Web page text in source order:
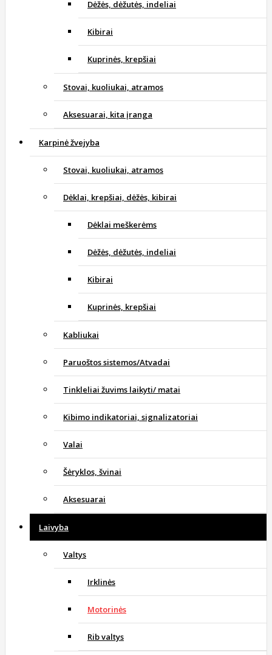
Dėžės, dėžutės, indeliai
Kibirai
Kuprinės, krepšiai
Stovai, kuoliukai, atramos
Aksesuarai, kita įranga
Karpinė žvejyba
Stovai, kuoliukai, atramos
Dėklai, krepšiai, dėžės, kibirai
Dėklai meškerėms
Dėžės, dėžutės, indeliai
Kibirai
Kuprinės, krepšiai
Kabliukai
Paruoštos sistemos/Atvadai
Tinkleliai žuvims laikyti/ matai
Kibimo indikatoriai, signalizatoriai
Valai
Šėryklos, švinai
Aksesuarai
Laivyba
Valtys
Irklinės
Motorinės
Rib valtys